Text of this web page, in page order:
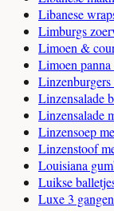
Libanese
Limburgs
Limoen &
Limoen panna
Linzenburgers
Linzensalade
Linzensalade
Linzensoep
Linzenstoof
Louisiana
Luikse
Luxe 3